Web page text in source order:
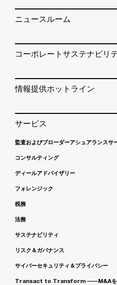
ニュースルーム
コーポレートサステナビリ
情報提供ホットライン
サービス
監査およびブローダーアシュアランスサ
コンサルティング
ディールアドバイザリー
フォレンジック
税務
法務
サステナビリティ
リスク＆ガバナンス
サイバーセキュリティ＆プライバシー
Transact to Transform ――M&Aを